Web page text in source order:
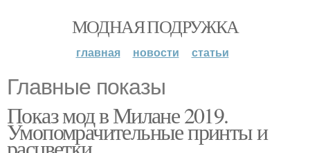
МОДНАЯ ПОДРУЖКА
главная новости статьи
Главные показы
Показ мод в Милане 2019.
Умопомрачительные принты и